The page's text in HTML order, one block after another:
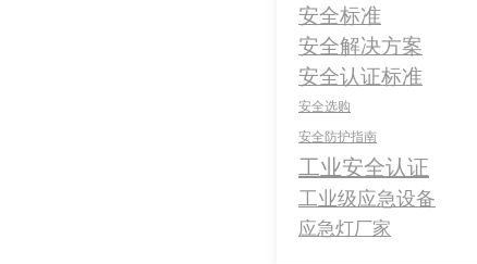
安全标准
安全解决方案
安全认证标准
安全选购
安全防护指南
工业安全认证
工业级应急设备
应急灯厂家